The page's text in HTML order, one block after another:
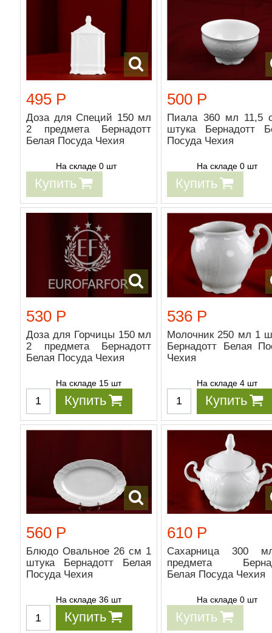
495 Р
Доза для Специй 150 мл
2 предмета Бернадотт
Белая Посуда Чехия
На складе 0 шт
Купить
500 Р
Пиала 360 мл 11,5
штука Бернадотт
Посуда Чехия
На складе 0 шт
Купить
530 Р
Доза для Горчицы 150 мл
2 предмета Бернадотт
Белая Посуда Чехия
На складе 15 шт
Купить
536 Р
Молочник 250 мл 1
Бернадотт Белая
Чехия
На складе 4 шт
Купить
560 Р
Блюдо Овальное 26 см 1
штука Бернадотт Белая
Посуда Чехия
На складе 36 шт
Купить
610 Р
Сахарница 300
предмета
Белая Посуда Чехия
На складе 0 шт
Купить